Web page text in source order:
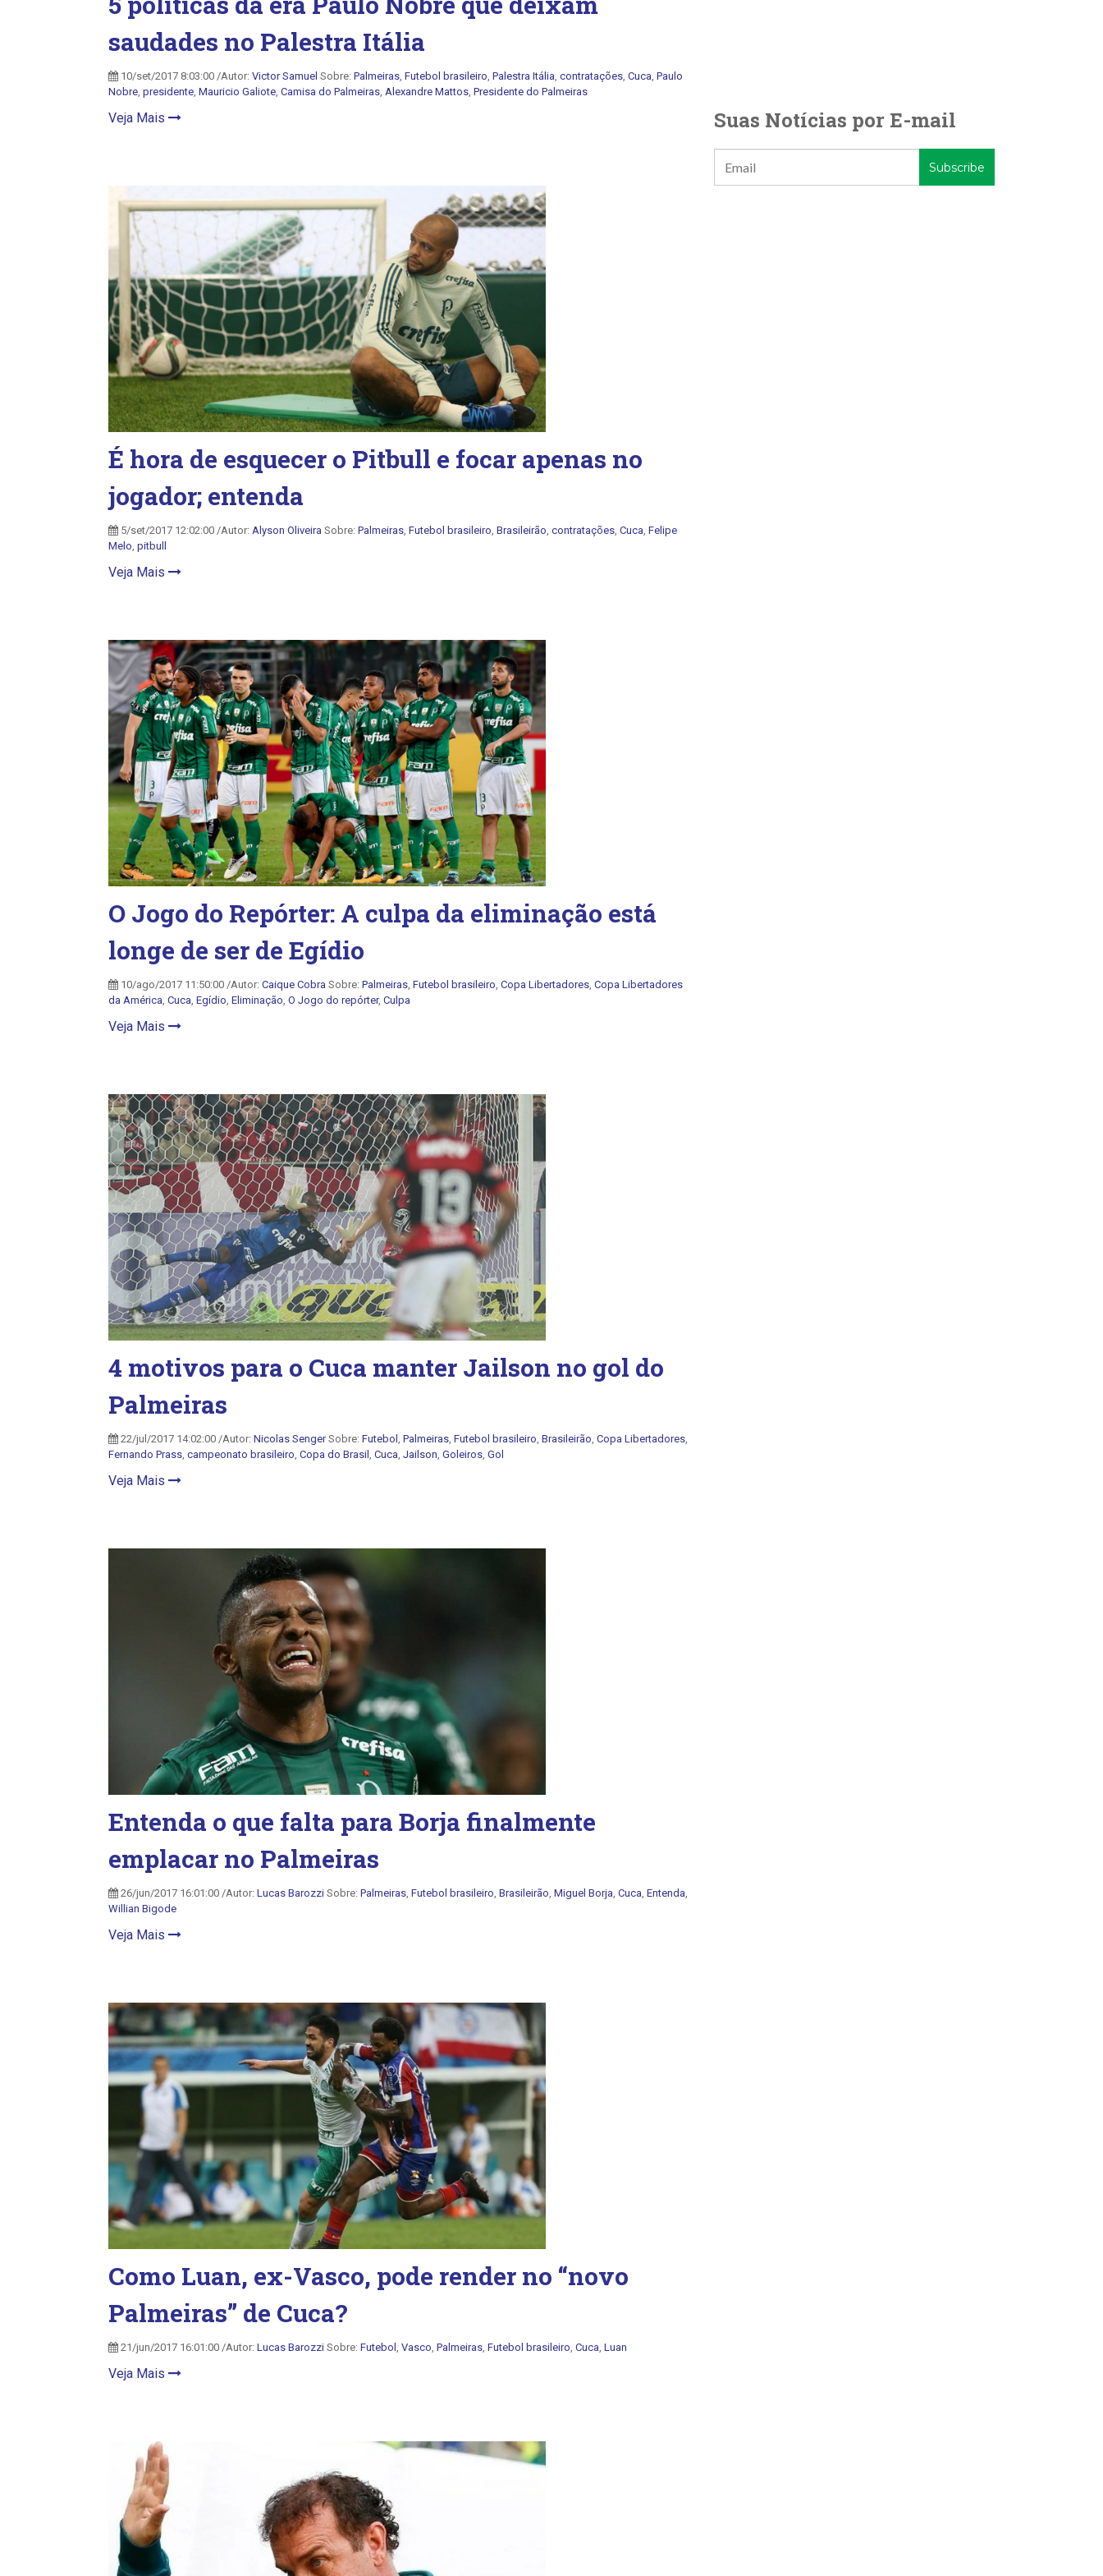
saudades no Palestra Itália
10/set/2017 8:03:00 /Autor: Victor Samuel Sobre: Palmeiras, Futebol brasileiro, Palestra Itália, contratações, Cuca, Paulo
Nobre, presidente, Mauricio Galiote, Camisa do Palmeiras, Alexandre Mattos, Presidente do Palmeiras
Veja Mais
É hora de esquecer o Pitbull e focar apenas no
jogador; entenda
5/set/2017 12:02:00 /Autor: Alyson Oliveira Sobre: Palmeiras, Futebol brasileiro, Brasileirão, contratações, Cuca, Felipe
Melo, pitbull
Veja Mais
O Jogo do Repórter: A culpa da eliminação está
longe de ser de Egídio
10/ago/2017 11:50:00 /Autor: Caique Cobra Sobre: Palmeiras, Futebol brasileiro, Copa Libertadores, Copa Libertadores
da América, Cuca, Egídio, Eliminação, O Jogo do repórter, Culpa
Veja Mais
4 motivos para o Cuca manter Jailson no gol do
Palmeiras
22/jul/2017 14:02:00 /Autor: Nicolas SengerSobre: Futebol , Palmeiras, Futebol brasileiro, Brasileirão, Copa Libertadores,
Fernando Prass, campeonato brasileiro, Copa do Brasil , Cuca, Jailson, Goleiros, Gol
Veja Mais
Entenda o que falta para Borja finalmente
emplacar no Palmeiras
26/jun/2017 16:01:00 /Autor: Lucas Barozzi Sobre: Palmeiras, Futebol brasileiro, Brasileirão, Miguel Borja, Cuca, Entenda,
Willian Bigode
Veja Mais
Como Luan, ex-Vasco, pode render no “novo
Palmeiras” de Cuca?
21/jun/2017 16:01:00 /Autor: Lucas Barozzi Sobre: Futebol , Vasco, Palmeiras, Futebol brasileiro, Cuca, Luan
Veja Mais
Suas Notícias por E-mail